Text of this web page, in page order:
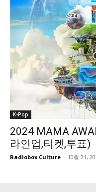
K-Pop
2024 MAMA
라인업,티켓,투표)
Radiobox Culture - 10월 21,